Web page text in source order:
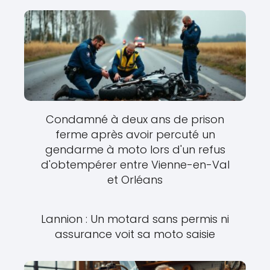
Condamné à deux ans de prison
ferme après avoir percuté un
gendarme à moto lors d'un refus
d'obtempérer entre Vienne-en-Val
et Orléans
Lannion : Un motard sans permis ni
assurance voit sa moto saisie